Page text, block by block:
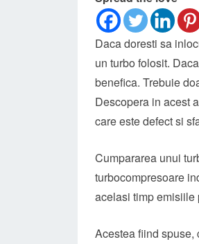
Daca doresti sa
un turbo folosit.
benefica. Trebuie
Descopera in acest
care este defect si
Cumpararea unui
turbocompresoare
acelasi timp emisiile
Acestea fiind spuse,